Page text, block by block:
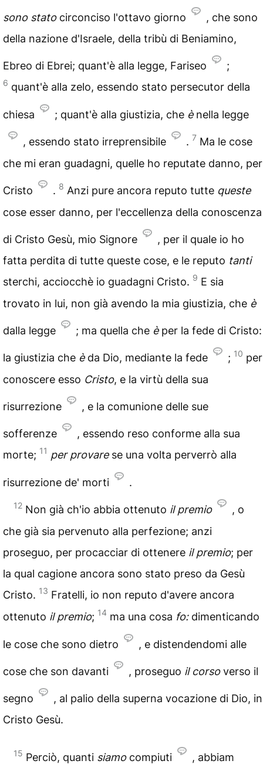
sono statocirconciso l'ottavo giorno
, che sono
della nazione d'Israele, della tribù di Beniamino,
Ebreo di Ebrei; quant'è alla legge, Fariseo ;
6 quant'è alla zelo, essendo stato persecutor della
chiesa ; quant'è alla giustizia, che ènella legge
, essendo stato irreprensibile . 7 Ma le cose
che mi eran guadagni, quelle ho reputate danno, per
Cristo . 8 Anzi pure ancora reputo tutte queste
cose esser danno, per l'eccellenza della conoscenza
di Cristo Gesù, mio Signore
, per il quale io ho
fatta perdita di tutte queste cose, e le reputo tanti
sterchi, acciocchè io guadagni Cristo. 9 E sia
trovato in lui, non già avendo la mia giustizia, che è
dalla legge ; ma quella che èper la fede di Cristo:
la giustizia che èda Dio, mediante la fede ; 10 per
conoscere esso Cristo, e la virtù della sua
risurrezione , e la comunione delle sue
sofferenze
, essendo reso conforme alla sua
morte; 11 per provarese una volta perverrò alla
risurrezione de' morti .
12 Non già ch'io abbia ottenuto il premio
, o
che già sia pervenuto alla perfezione; anzi
proseguo, per procacciar di ottenere il premio; per
la qual cagione ancora sono stato preso da Gesù
Cristo. 13 Fratelli, io non reputo d'avere ancora
ottenuto il premio; 14 ma una cosa fo:dimenticando
le cose che sono dietro , e distendendomi alle
cose che son davanti , proseguo il corsoverso il
segno
, al palio della superna vocazione di Dio, in
Cristo Gesù.
15 Perciò, quanti siamocompiuti
, abbiam